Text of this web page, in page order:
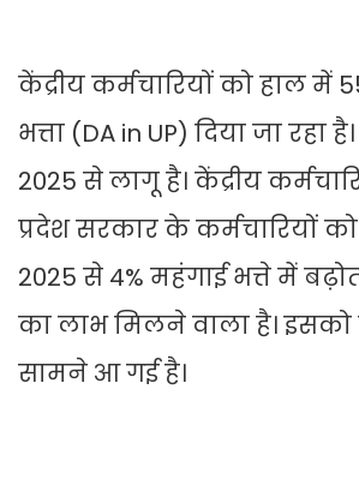
केंद्रीय कर्मचारियों को हाल में
भत्ता (DA in UP) दिया जा रहा
2025 से लागू है। केंद्रीय
प्रदेश सरकार के कर्मचारियों
2025 से 4% महंगाई भत्ते में
का लाभ मिलने वाला है। इसको
सामने आ गई है।